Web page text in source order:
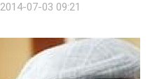
2014-07-03 09:21